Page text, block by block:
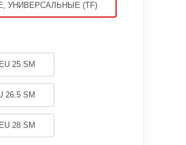
УНИВЕРСАЛЬНЫЕ (TF)
25 SM
26.5 SM
28 SM